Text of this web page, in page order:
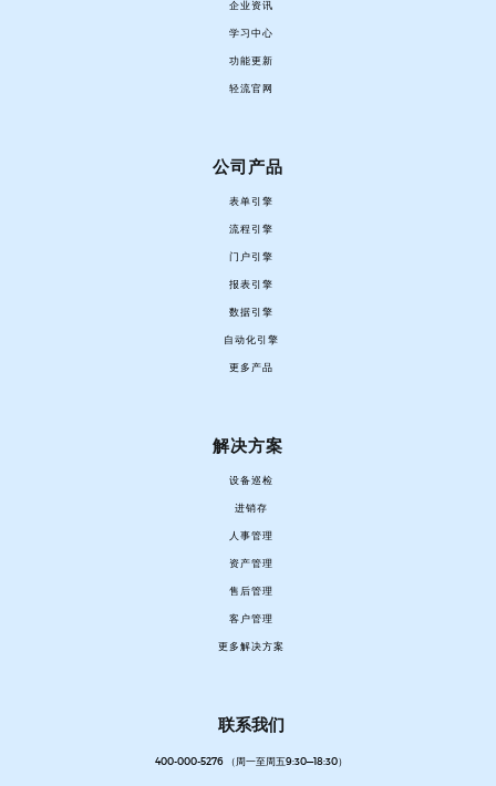
企业资讯
学习中心
功能更新
轻流官网
公司产品
表单引擎
流程引擎
门户引擎
报表引擎
数据引擎
自动化引擎
更多产品
解决方案
设备巡检
进销存
人事管理
资产管理
售后管理
客户管理
更多解决方案
联系我们
400-000-5276 （周一至周五9:30—18:30）